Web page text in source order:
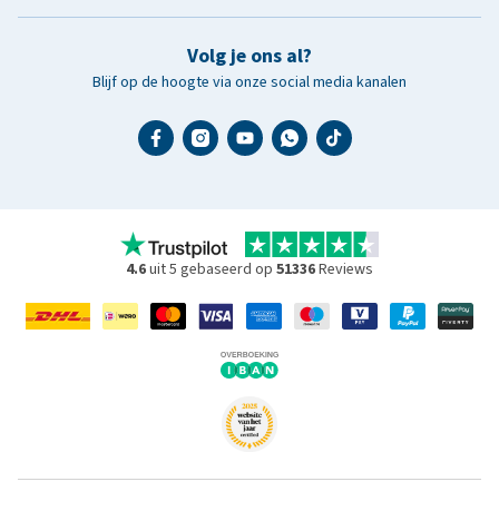
Volg je ons al?
Blijf op de hoogte via onze social media kanalen
4.6uit 5 gebaseerd op 51336Reviews